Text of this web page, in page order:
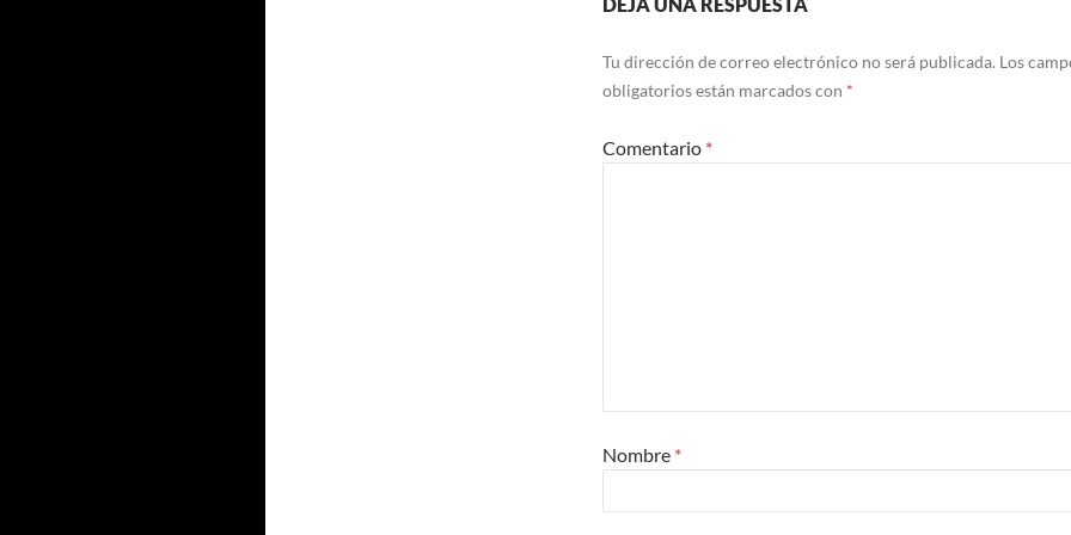
Tu dirección de correo electrónico no será publicada. Los
obligatorios están marcados con *
Comentario *
Nombre *